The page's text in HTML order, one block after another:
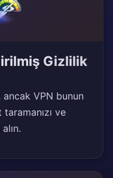
Gizlilik
ancak VPN bunun
ve